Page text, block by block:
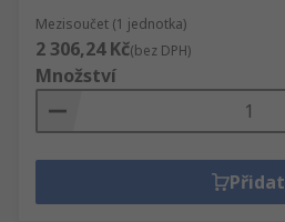
Mezisoučet (1 jednotka)
2 306,24 Kč(bez DPH)
Množství
Přidat